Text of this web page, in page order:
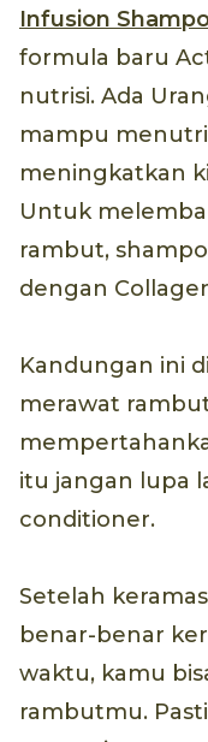
Infusion
formula baru
nutrisi. Ada
mampu
meningkatkan
Untuk
rambut,
dengan
Kandungan ini
merawat
itu jangan lupa
conditioner.
Setelah
benar-benar
waktu, kamu
rambutmu.